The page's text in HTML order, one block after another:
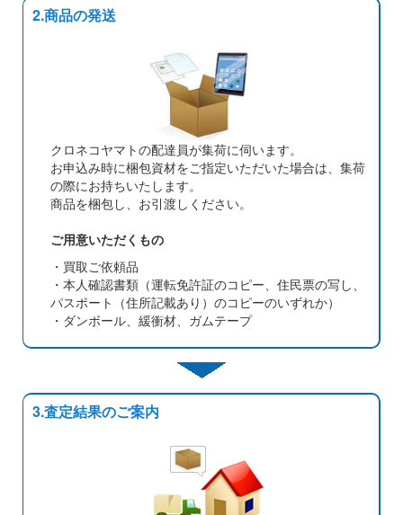
2.商品の発送
クロネコヤマトの配達員が集荷に伺います。
お申込み時に梱包資材をご指定いただいた場合は、集荷
の際にお持ちいたします。
商品を梱包し、お引渡しください。
ご用意いただくもの
・買取ご依頼品
・本人確認書類（運転免許証のコピー、住民票の写し、
パスポート（住所記載あり）のコピーのいずれか）
・ダンボール、緩衝材、ガムテープ
3.査定結果のご案内